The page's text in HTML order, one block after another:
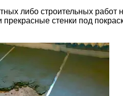
либо строительных
прекрасные стенки под